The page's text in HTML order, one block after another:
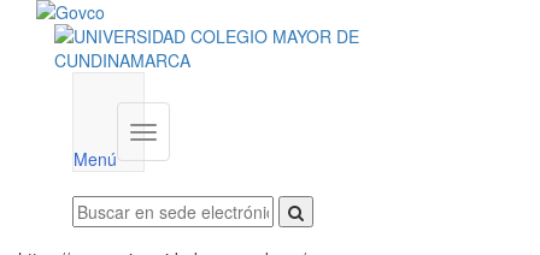
Menú
Menú
institucional